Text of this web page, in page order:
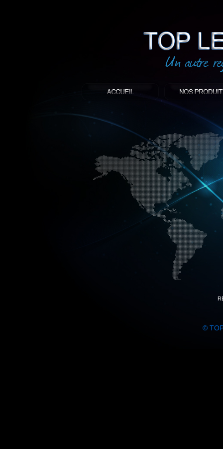
©
: Top led world
Produit décoratif led
Objet publicitaire led
éclairage blanc led
Enseigne publicitaire
Fabriquant et distributeur français
gamme à base de LED.
led, Topledworld, top led world, top
économie énergie, edf, lumière,